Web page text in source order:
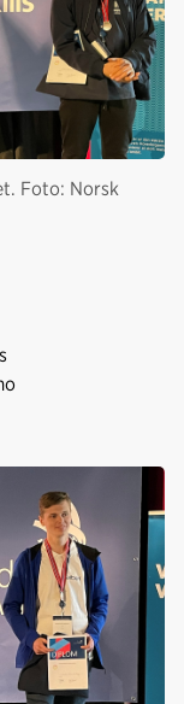
Foto: Norsk